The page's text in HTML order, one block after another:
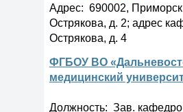
Адрес: 690002,
Острякова, д. 2; адрес
Острякова, д. 4
ФГБОУ ВО
медицинский
Должность: Зав.